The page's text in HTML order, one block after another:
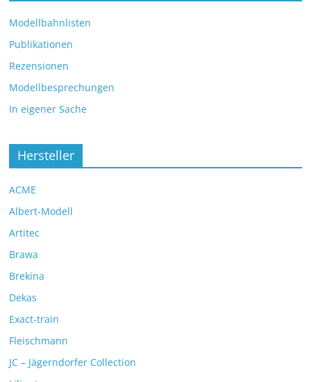
Modellbahnlisten
Publikationen
Rezensionen
Modellbesprechungen
In eigener Sache
Hersteller
ACME
Albert-Modell
Artitec
Brawa
Brekina
Dekas
Exact-train
Fleischmann
JC – Jägerndorfer Collection